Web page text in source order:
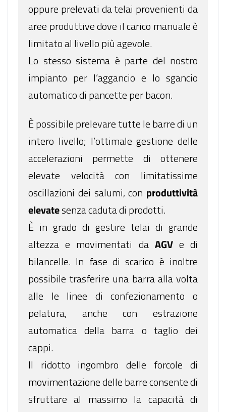
oppure prelevati da telai provenienti da
aree produttive dove il carico manuale è
limitato al livello più agevole.
Lo stesso sistema è parte del nostro
impianto per l’aggancio e lo sgancio
automatico di pancette per bacon.
È possibile prelevare tutte le barre di un
intero livello; l’ottimale gestione delle
accelerazioni permette di ottenere
elevate velocità con limitatissime
oscillazioni dei salumi, con produttività
elevatesenza caduta di prodotti.
È in grado di gestire telai di grande
altezza e movimentati da AGVe di
bilancelle. In fase di scarico è inoltre
possibile trasferire una barra alla volta
alle le linee di confezionamento o
pelatura, anche con estrazione
automatica della barra o taglio dei
cappi.
Il ridotto ingombro delle forcole di
movimentazione delle barre consente di
sfruttare al massimo la capacità di